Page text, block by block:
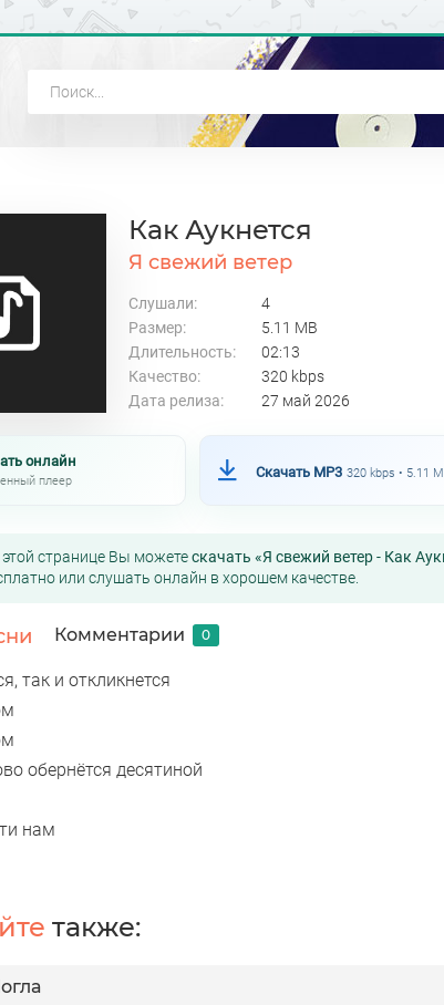
Как Аукнется
Я свежий ветер
Слушали:
4
Размер:
5.11 MB
Длительность:
02:13
Качество:
320 kbps
Дата релиза:
27 май 2026
онлайн
плеер
Скачать MP3 320 kbps • 5.11
странице Вы можетескачать «Я свежий ветер - Как
или слушать онлайн в хорошем качестве.
Комментарии 0
так и откликнется
обернётся десятиной
нам
также: